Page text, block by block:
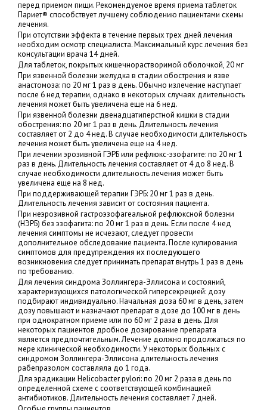
перед приемом пищи. Рекомендуемое время приема таблеток
Париет® способствует лучшему соблюдению пациентами схемы
лечения.
При отсутствии эффекта в течение первых трех дней лечения
необходим осмотр специалиста. Максимальный курс лечения без
консультации врача 14 дней.
Для таблеток, покрытых кишечнорастворимой оболочкой, 20 мг
При язвенной болезни желудка в стадии обострения и язве
анастомоза: по 20 мг 1 раз в день. Обычно излечение наступает
после 6 нед терапии, однако в некоторых случаях длительность
лечения может быть увеличена еще на 6 нед.
При язвенной болезни двенадцатиперстной кишки в стадии
обострения: по 20 мг 1 раз в день. Длительность лечения
составляет от 2 до 4 нед. В случае необходимости длительность
лечения может быть увеличена еще на 4 нед.
При лечении эрозивной ГЭРБ или рефлюкс-эзофагите: по 20 мг 1
раз в день. Длительность лечения составляет от 4 до 8 нед. В
случае необходимости длительность лечения может быть
увеличена еще на 8 нед.
При поддерживающей терапии ГЭРБ: 20 мг 1 раз в день.
Длительность лечения зависит от состояния пациента.
При неэрозивной гастроэзофагеальной рефлюксной болезни
(НЭРБ) без эзофагита: по 20 мг 1 раз в день. Если после 4 нед
лечения симптомы не исчезают, следует провести
дополнительное обследование пациента. После купирования
симптомов для предупреждения их последующего
возникновения следует принимать препарат внутрь 1 раз в день
по требованию.
Для лечения синдрома Золлингера-Эллисона и состояний,
характеризующихся патологической гиперсекрецией: дозу
подбирают индивидуально. Начальная доза 60 мг в день, затем
дозу повышают и назначают препарат в дозе до 100 мг в день
при однократном приеме или по 60 мг 2 раза в день. Для
некоторых пациентов дробное дозирование препарата
является предпочтительным. Лечение должно продолжаться по
мере клинической необходимости. У некоторых больных с
синдромом Золлингера-Эллисона длительность лечения
рабепразолом составляла до 1 года.
Для эрадикации Helicobacter pylori: по 20 мг 2 раза в день по
определенной схеме с соответствующей комбинацией
антибиотиков. Длительность лечения составляет 7 дней.